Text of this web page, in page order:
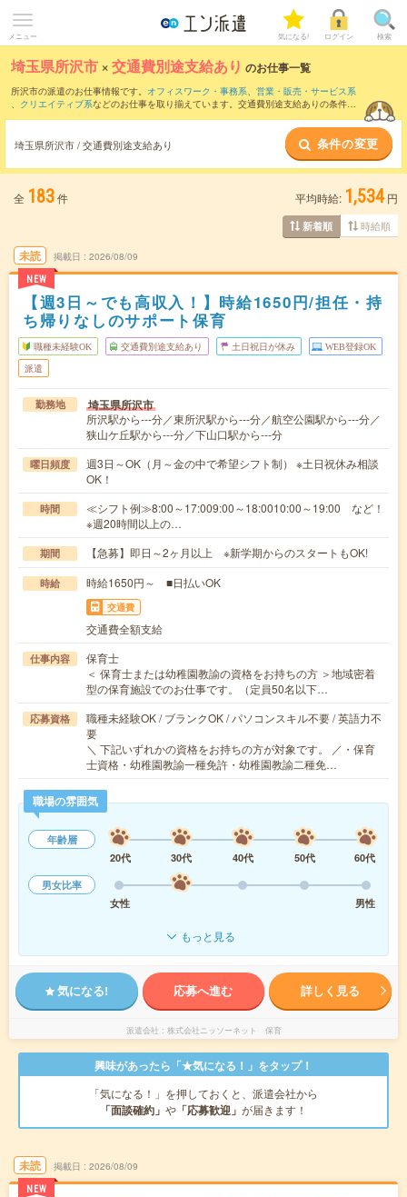
メニュー 気になる! ログイン 検索
埼玉県所沢市 ×交通費別途支給あり のお仕事一覧
所沢市の派遣のお仕事情報です。 オフィスワーク・事務系、 営業・販売・サービス系
、 クリエイティブ系などのお仕事を取り揃えています。交通費別途支給ありの条件の
埼玉県所沢市 / 交通費別途支給あり 条件の変更
全 183件 平均時給: 1,534 円
新着順 時給順
未読
NEW
掲載日 2026/08/09
【週3日～でも高収入！】時給1650円/担任・持
ち帰りなしのサポート保育
職種未経験OK 交通費別途支給あり 土日祝日が休み WEB登録OK
派遣
勤務地 埼玉県所沢市
所沢駅から---分／東所沢駅から---分／航空公園駅から---分／
狭山ケ丘駅から---分／下山口駅から---分
曜日頻度
週3日～OK（月～金の中で希望シフト制） ※土日祝休み相談
OK！
時間
≪シフト例≫8:00～17:009:00～18:0010:00～19:00 など！
※週20時間以上の…
期間 【急募】即日～2ヶ月以上 ※新学期からのスタートもOK!
時給 時給1650円～ ■日払いOK
交通費
交通費全額支給
仕事内容
保育士
＜ 保育士または幼稚園教諭の資格をお持ちの方 ＞地域密着
型の保育施設でのお仕事です。（定員50名以下…
応募資格
職種未経験OK / ブランクOK / パソコンスキル不要 / 英語力不
要
＼ 下記いずれかの資格をお持ちの方が対象です。 ／・保育
士資格・幼稚園教諭一種免許・幼稚園教諭二種免…
職場の雰囲気
年齢層
20代
30代 40代 50代
60代
男女比率
女性
男性
もっと見る
気になる! 応募へ進む 詳しく見る
派遣会社 株式会社ニッソーネット 保育
興味があったら「★気になる！」をタップ！
「気になる！」を押しておくと、派遣会社から
「面談確約」 や 「応募歓迎」 が届きます！
未読
NEW
掲載日 2026/08/09